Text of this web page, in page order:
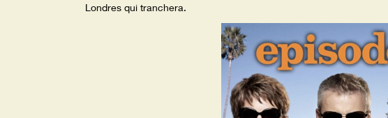
Londres qui tranchera.